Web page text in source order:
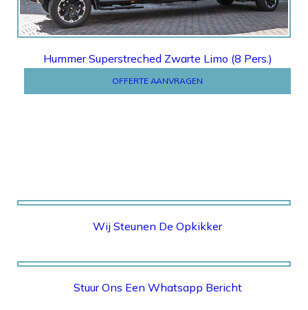
Hummer Superstreched Zwarte Limo (8 Pers.)
OFFERTE AANVRAGEN
STICHTING OPKIKKER
Wij Steunen De Opkikker
WHATSAPP
Stuur Ons Een Whatsapp Bericht